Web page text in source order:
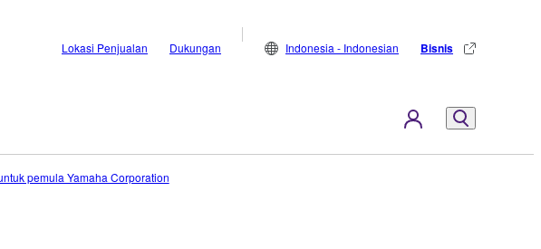
Lokasi Penjualan Dukungan Indonesia - Indonesian Bisnis
pemula Yamaha Corporation